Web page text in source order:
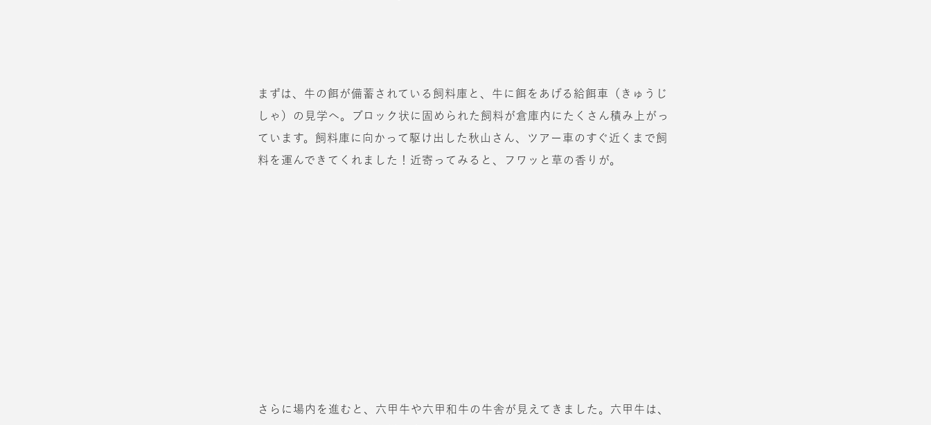
まずは、牛の餌が備蓄されている飼料庫と、牛に餌をあげる給餌車（きゅうじ
しゃ）の見学へ。ブロック状に固められた飼料が倉庫内にたくさん積み上がっ
ています。飼料庫に向かって駆け出した秋山さん、ツアー車のすぐ近くまで飼
料を運んできてくれました！近寄ってみると、フワッと草の香りが。
さらに場内を進むと、六甲牛や六甲和牛の牛舎が見えてきました。六甲牛は、